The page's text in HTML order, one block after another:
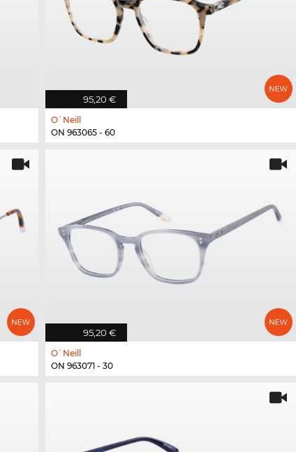
95,20 €
O`Neill
ON 963065 - 60
95,20 €
O`Neill
ON 963071 - 30